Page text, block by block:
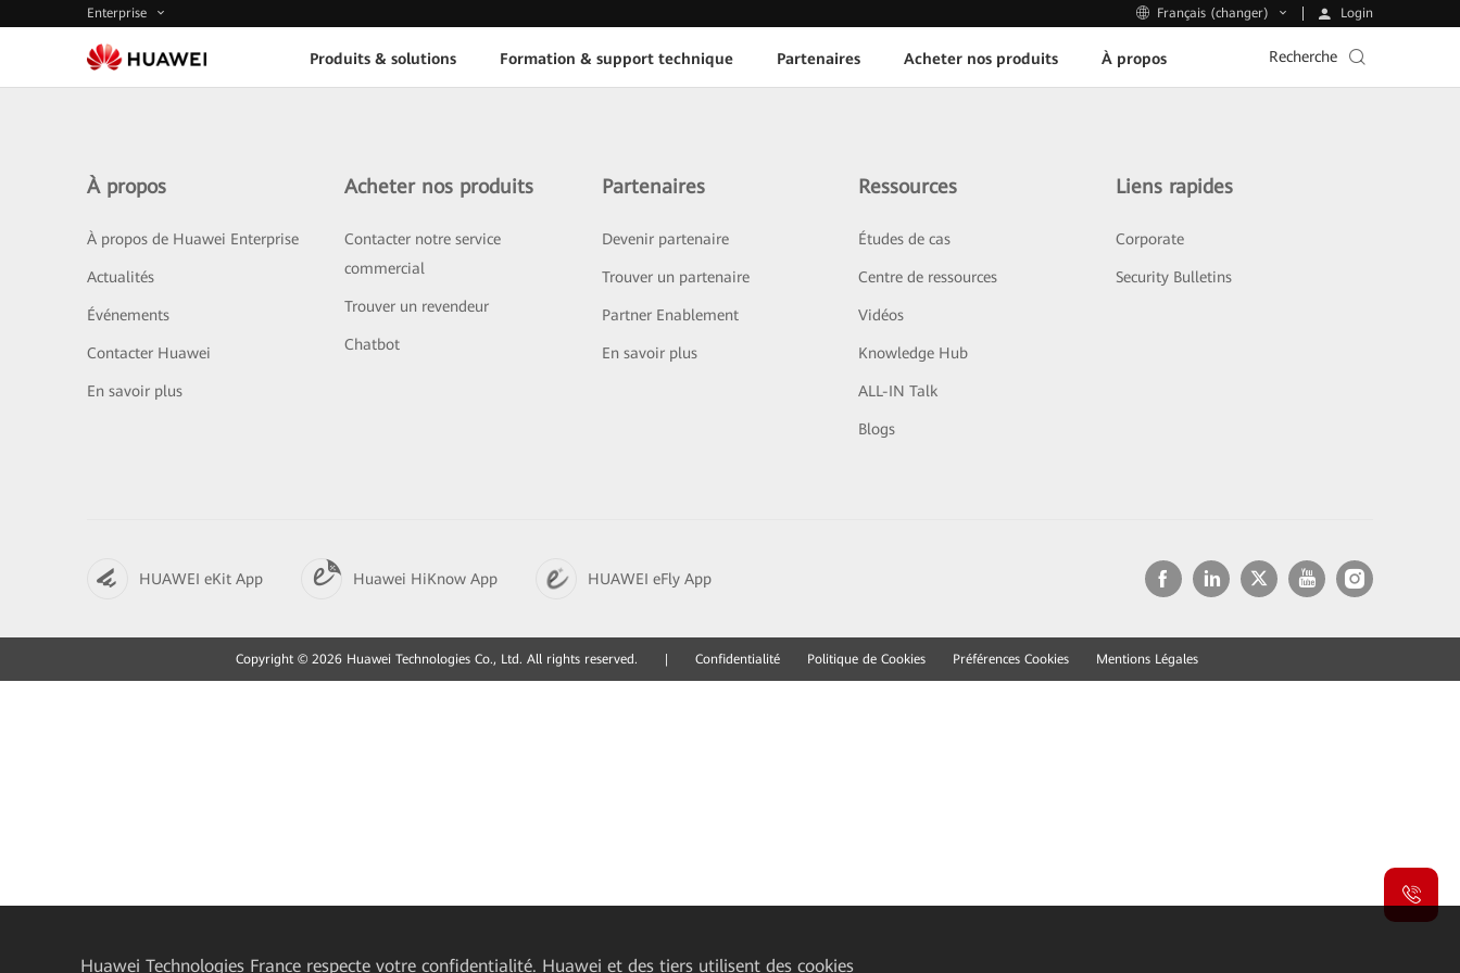
Enterprise Français (changer) Login
Produits & solutions Formation & support technique Partenaires Acheter nos produits À propos Recherche
À propos
À propos de Huawei Enterprise
Actualités
Événements
Contacter Huawei
En savoir plus
Acheter nos produits
Contacter notre service
commercial
Trouver un revendeur
Chatbot
Partenaires
Devenir partenaire
Trouver un partenaire
Partner Enablement
En savoir plus
Ressources
Études de cas
Centre de ressources
Vidéos
Knowledge Hub
ALL-IN Talk
Blogs
Liens rapides
Corporate
Security Bulletins
HUAWEI eKit App Huawei HiKnow App HUAWEI eFly App
Copyright © 2026 Huawei Technologies Co., Ltd. All rights reserved. Confidentialité Politique de Cookies Préférences Cookies Mentions Légales
Huawei Technologies Francerespecte votre confidentialité. Huawei et des tiers utilisent des cookies